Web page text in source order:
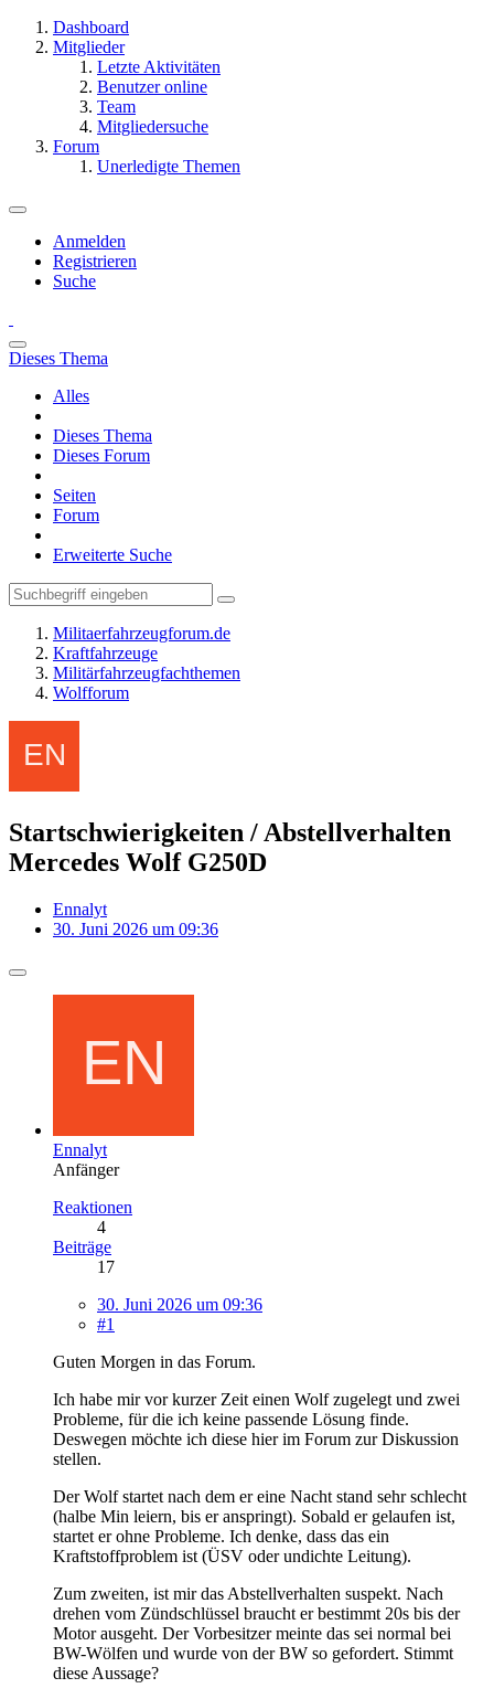
Dashboard
Mitglieder
Letzte Aktivitäten
Benutzer online
Team
Mitgliedersuche
Forum
Unerledigte Themen
Anmelden
Registrieren
Suche
Dieses Thema
Alles
Dieses Thema
Dieses Forum
Seiten
Forum
Erweiterte Suche
Militaerfahrzeugforum.de
Kraftfahrzeuge
Militärfahrzeugfachthemen
Wolfforum
Startschwierigkeiten / Abstellverhalten
Mercedes Wolf G250D
Ennalyt
30. Juni 2026 um 09:36
Ennalyt
Anfänger
Reaktionen
4
Beiträge
17
30. Juni 2026 um 09:36
#1
Guten Morgen in das Forum.
Ich habe mir vor kurzer Zeit einen Wolf zugelegt und zwei
Probleme, für die ich keine passende Lösung finde.
Deswegen möchte ich diese hier im Forum zur Diskussion
stellen.
Der Wolf startet nach dem er eine Nacht stand sehr schlecht
(halbe Min leiern, bis er anspringt). Sobald er gelaufen ist,
startet er ohne Probleme. Ich denke, dass das ein
Kraftstoffproblem ist (ÜSV oder undichte Leitung).
Zum zweiten, ist mir das Abstellverhalten suspekt. Nach
drehen vom Zündschlüssel braucht er bestimmt 20s bis der
Motor ausgeht. Der Vorbesitzer meinte das sei normal bei
BW-Wölfen und wurde von der BW so gefordert. Stimmt
diese Aussage?